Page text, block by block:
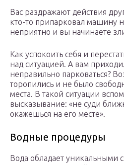
Вас раздражают действия
кто-то припарковал машину
неприятно и вы начинаете
Как успокоить себя и
над ситуацией. А вам
неправильно парковаться?
торопились и не было
места. В такой ситуации
высказывание: «не суди
окажешься на его месте».
Водные процедуры
Вода обладает уникальными